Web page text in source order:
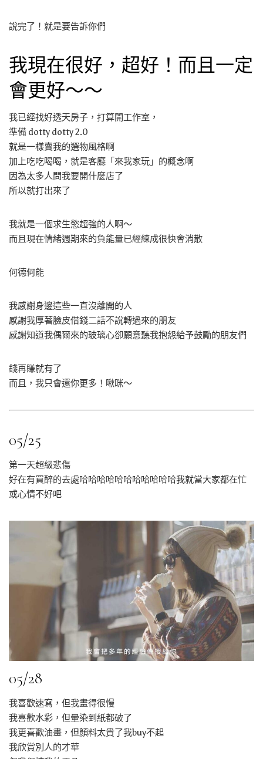
說完了！就是要告訴你們
我現在很好，超好！而且一定
會更好～～
我已經找好透天房子，打算開工作室，
準備 dotty dotty 2.0
就是一樣賣我的選物風格啊
加上吃吃喝喝，就是客廳「來我家玩」的概念啊
因為太多人問我要開什麼店了
所以就打出來了
我就是一個求生慾超強的人啊～
而且現在情緒週期來的負能量已經練成很快會消散
何德何能
我感謝身邊這些一直沒離開的人
感謝我厚著臉皮借錢二話不說轉過來的朋友
感謝知道我偶爾來的玻璃心卻願意聽我抱怨給予鼓勵的朋友們
錢再賺就有了
而且，我只會還你更多！啾咪～
05/25
第一天超級悲傷
好在有買醉的去處哈哈哈哈哈哈哈哈哈哈哈我就當大家都在忙
或心情不好吧
05/28
我喜歡速寫，但我畫得很慢
我喜歡水彩，但暈染到紙都破了
我更喜歡油畫，但顏料太貴了我buy不起
我欣賞別人的才華